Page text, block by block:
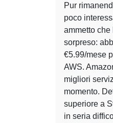
Pur
poco
ammetto che
sorpreso:
€5.99/mese
AWS.
migliori
momento.
superiore a
in seria